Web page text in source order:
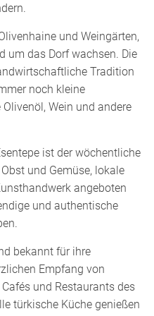
und Weingärten,
um das Dorf wachsen. Die
Tradition
noch kleine
Wein und andere
ist der wöchentliche
und Gemüse, lokale
angeboten
und authentische
bekannt für ihre
Empfang von
und Restaurants des
türkische Küche genießen